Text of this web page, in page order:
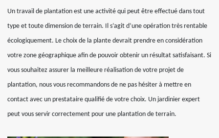
Un travail de plantation est une activité qui peut être effectué dans tout
type et toute dimension de terrain. Il s’agit d’une opération très rentable
écologiquement. Le choix de la plante devrait prendre en considération
votre zone géographique afin de pouvoir obtenir un résultat satisfaisant. Si
vous souhaitez assurer la meilleure réalisation de votre projet de
plantation, nous vous recommandons de ne pas hésiter à mettre en
contact avec un prestataire qualifié de votre choix. Un jardinier expert
peut vous servir correctement pour une plantation de terrain.